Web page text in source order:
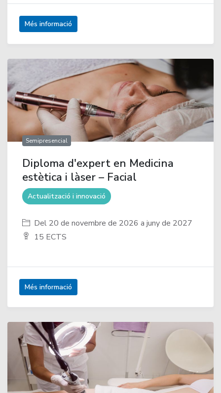
Més informació
Semipresencial
Diploma d'expert en Medicina
estètica i làser – Facial
Actualització i innovació
Del 20 de novembre de 2026 a juny de 2027
15 ECTS
Més informació